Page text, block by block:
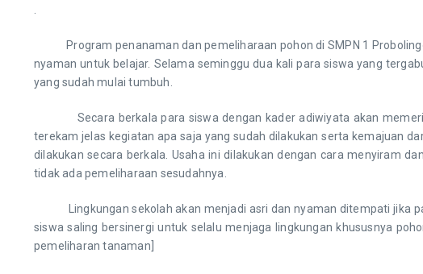
Program penanaman dan pemeliharaan pohon di SMPN 1
nyaman untuk belajar. Selama seminggu dua kali para siswa yang
yang sudah mulai tumbuh.
Secara berkala para siswa dengan kader adiwiyata akan
terekam jelas kegiatan apa saja yang sudah dilakukan serta kemajuan
dilakukan secara berkala. Usaha ini dilakukan dengan cara menyiram
tidak ada pemeliharaan sesudahnya.
Lingkungan sekolah akan menjadi asri dan nyaman ditempati jika
siswa saling bersinergi untuk selalu menjaga lingkungan khususnya
pemeliharan tanaman]